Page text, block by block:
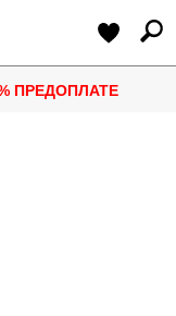
ПРЕДОПЛАТЕ